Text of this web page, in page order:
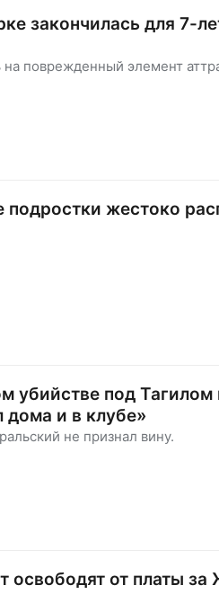
закончилась для 7-
на поврежденный элемент
жестоко
убийстве под Тагилом
дома и в клубе»
не признал вину.
освободят от платы